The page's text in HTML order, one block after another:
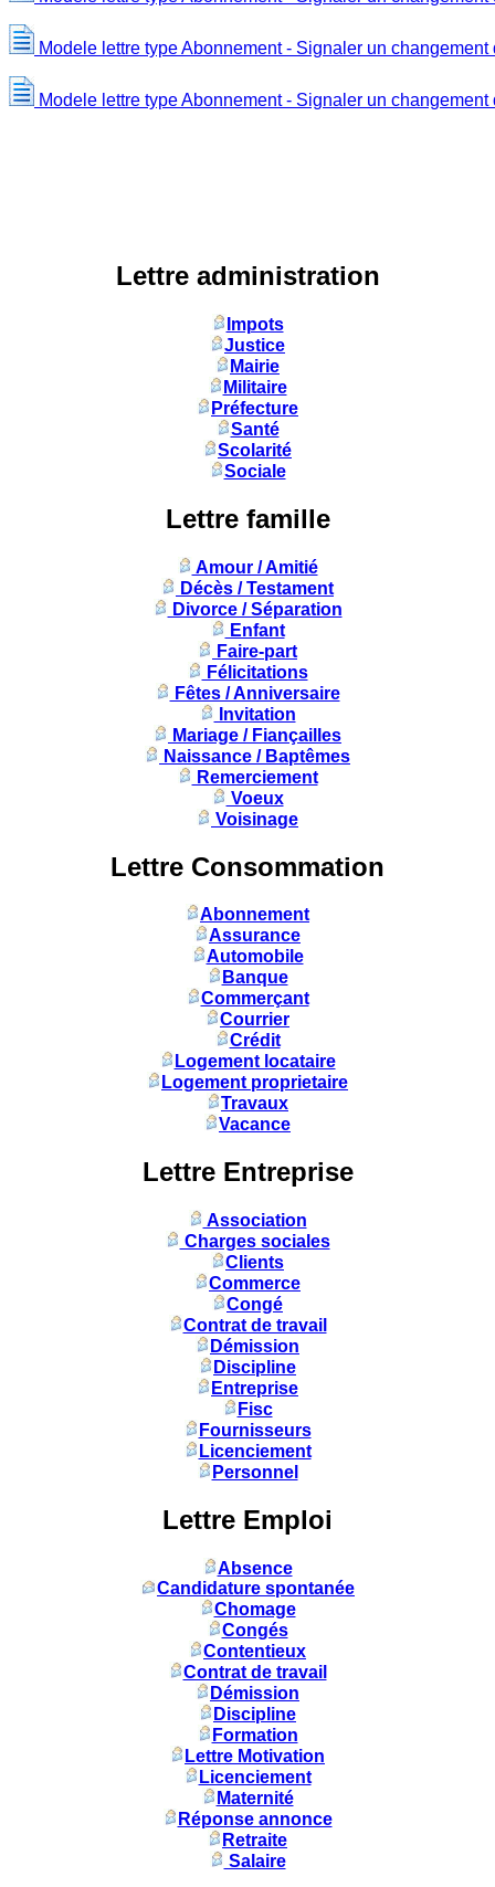
Modele lettre type Abonnement - Signaler un
Modele lettre type Abonnement - Signaler un changement
Lettre administration
Impots
Justice
Mairie
Militaire
Préfecture
Santé
Scolarité
Sociale
Lettre famille
Amour / Amitié
Décès / Testament
Divorce / Séparation
Enfant
Faire-part
Félicitations
Fêtes / Anniversaire
Invitation
Mariage / Fiançailles
Naissance / Baptêmes
Remerciement
Voeux
Voisinage
Lettre Consommation
Abonnement
Assurance
Automobile
Banque
Commerçant
Courrier
Crédit
Logement locataire
Logement proprietaire
Travaux
Vacance
Lettre Entreprise
Association
Charges sociales
Clients
Commerce
Congé
Contrat de travail
Démission
Discipline
Entreprise
Fisc
Fournisseurs
Licenciement
Personnel
Lettre Emploi
Absence
Candidature spontanée
Chomage
Congés
Contentieux
Contrat de travail
Démission
Discipline
Formation
Lettre Motivation
Licenciement
Maternité
Réponse annonce
Retraite
Salaire